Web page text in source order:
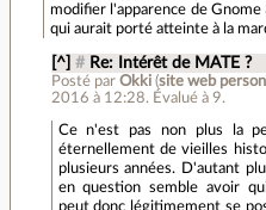
modifier l'apparence de
qui aurait porté atteinte à la
[^] # Re: Intérêt de MATE ?
Posté par Okki(site web
2016 à 12:28. Évalué à 9.
Ce n'est pas non plus la
éternellement de vieilles
plusieurs années. D'autant
en question semble avoir
peut donc légitimement se